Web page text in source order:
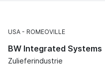
USA ROMEOVILLE
BW Integrated Systems
Zulieferindustrie